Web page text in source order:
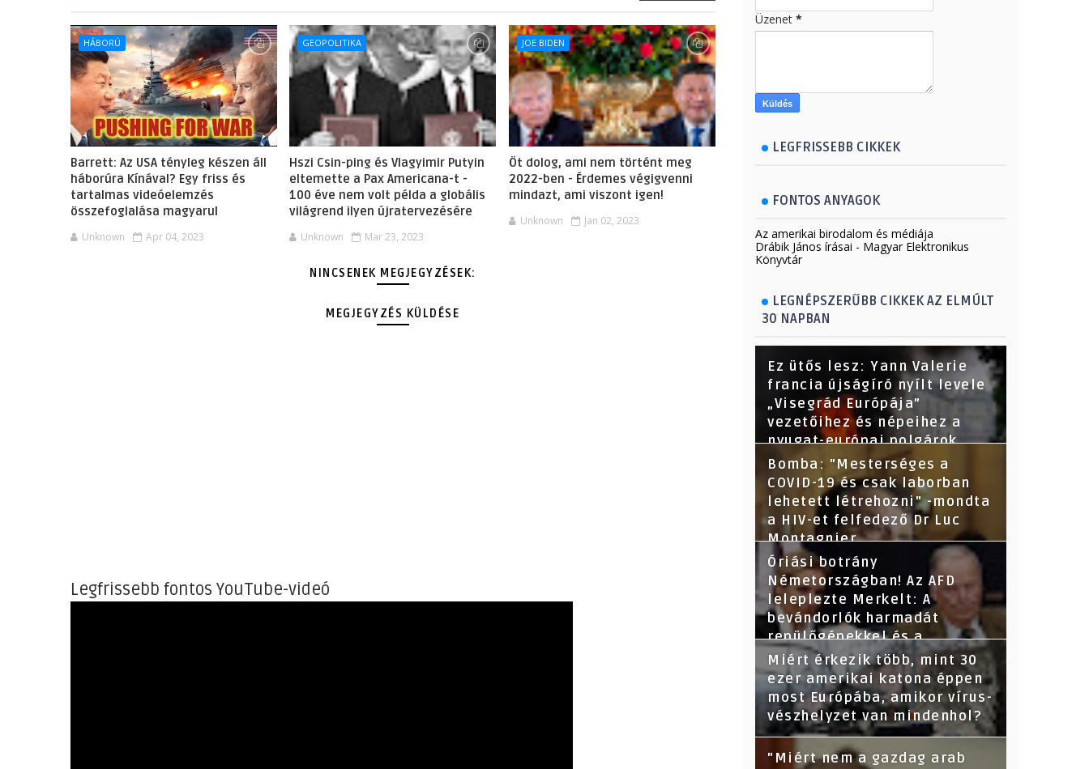
HÁBORÚ
Barrett: Az USA tényleg készen áll
háborúra Kínával? Egy friss és
tartalmas videóelemzés
összefoglalása magyarul
Unknown Apr 04, 2023
GEOPOLITIKA
Hszi Csin-ping és Vlagyimir Putyin
eltemette a Pax Americana-t -
100 éve nem volt példa a globális
világrend ilyen újratervezésére
Unknown Mar 23, 2023
JOE BIDEN
Öt dolog, ami nem történt meg
2022-ben - Érdemes végigvenni
mindazt, ami viszont igen!
Unknown Jan 02, 2023
NINCSENEK MEGJEGYZÉSEK:
MEGJEGYZÉS KÜLDÉSE
Legfrissebb fontos YouTube-videó
Üzenet *
LEGFRISSEBB CIKKEK
FONTOS ANYAGOK
Az amerikai birodalom és médiája
Drábik János írásai - Magyar Elektronikus
Könyvtár
LEGNÉPSZERŰBB CIKKEK AZ ELMÚLT
30 NAPBAN
Ez ütős lesz: Yann Valerie
francia újságíró nyílt levele
„Visegrád Európája”
vezetőihez és népeihez a
nyugat-európai polgárok
nevében - Segítsetek!
Bomba: "Mesterséges a
COVID-19 és csak laborban
lehetett létrehozni" -mondta
a HIV-et felfedező Dr Luc
Montagnier
Óriási botrány
Németországban! Az AFD
leleplezte Merkelt: A
bevándorlók harmadát
repülőgépekkel és a
törvényeket megsértve
hozták be-derült ki az adatok
kikérése után.
Miért érkezik több, mint 30
ezer amerikai katona éppen
most Európába, amikor vírus-
vészhelyzet van mindenhol?
"Miért nem a gazdag arab